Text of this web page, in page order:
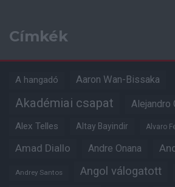
Címkék
A hangadó Aaron Wan-Bissaka
Akadémiai csapat Alejandro
Alex Telles Altay Bayindir Alvaro
Amad Diallo Andre Onana
Andrey Santos Angol válogatott